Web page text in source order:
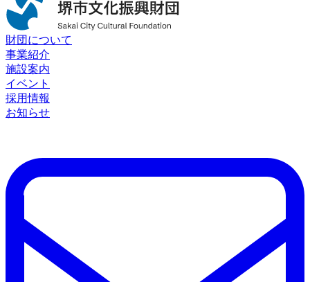
財団について
事業紹介
施設案内
イベント
採用情報
お知らせ